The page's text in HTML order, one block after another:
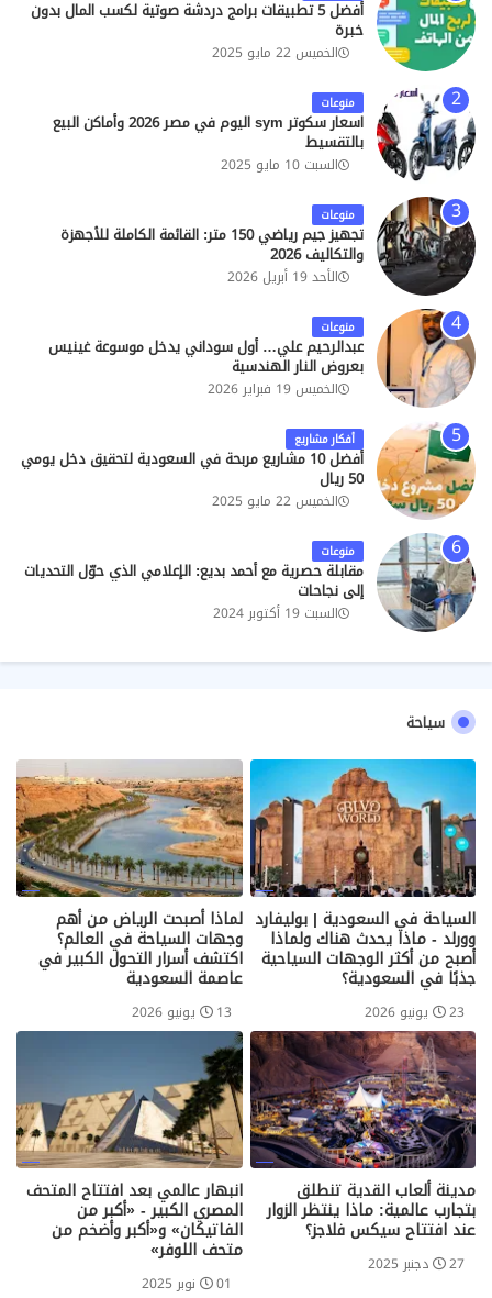
أفضل 5 تطبيقات برامج دردشة صوتية لكسب المال بدون
خبرة
الخميس 22 مايو 2025
منوعات
اسعار سكوتر sym اليوم في مصر 2026 وأماكن البيع
بالتقسيط
السبت 10 مايو 2025
منوعات
تجهيز جيم رياضي 150 متر: القائمة الكاملة للأجهزة
والتكاليف 2026
الأحد 19 أبريل 2026
منوعات
عبدالرحيم علي… أول سوداني يدخل موسوعة غينيس
بعروض النار الهندسية
الخميس 19 فبراير 2026
أفكار مشاريع
أفضل 10 مشاريع مربحة في السعودية لتحقيق دخل يومي
50 ريال
الخميس 22 مايو 2025
منوعات
مقابلة حصرية مع أحمد بديع: الإعلامي الذي حوّل التحديات
إلى نجاحات
السبت 19 أكتوبر 2024
سياحة
السياحة في السعودية | بوليفارد
وورلد - ماذا يحدث هناك ولماذا
أصبح من أكثر الوجهات السياحية
جذبًا في السعودية؟
23 يونيو 2026
لماذا أصبحت الرياض من أهم
وجهات السياحة في العالم؟
اكتشف أسرار التحول الكبير في
عاصمة السعودية
13 يونيو 2026
مدينة ألعاب القدية تنطلق
بتجارب عالمية: ماذا ينتظر الزوار
عند افتتاح سيكس فلاجز؟
27 دجنبر 2025
انبهار عالمي بعد افتتاح المتحف
المصري الكبير - «أكبر من
الفاتيكان» و«أكبر وأضخم من
متحف اللوفر»
01 نوبر 2025